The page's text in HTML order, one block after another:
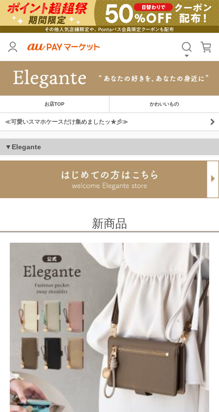
お店TOP かわいいもの
≪可愛いスマホケースだけ集めましたッ★彡≫
▼Elegante
新商品
2,232円（税込）
送料無
料
クレカ
ソフトバンクまとめて支払い・ワイモバイルまとめて支払い